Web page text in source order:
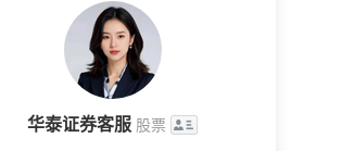
华泰证券客服 股票